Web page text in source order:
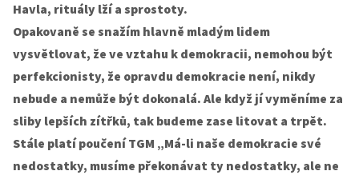
Havla, rituály lží a sprostoty.
Opakovaně se snažím hlavně mladým lidem
vysvětlovat, že ve vztahu k demokracii, nemohou být
perfekcionisty, že opravdu demokracie není, nikdy
nebude a nemůže být dokonalá. Ale když jí vyměníme za
sliby lepších zítřků, tak budeme zase litovat a trpět.
Stále platí poučení TGM „Má-li naše demokracie své
nedostatky, musíme překonávat ty nedostatky, ale ne